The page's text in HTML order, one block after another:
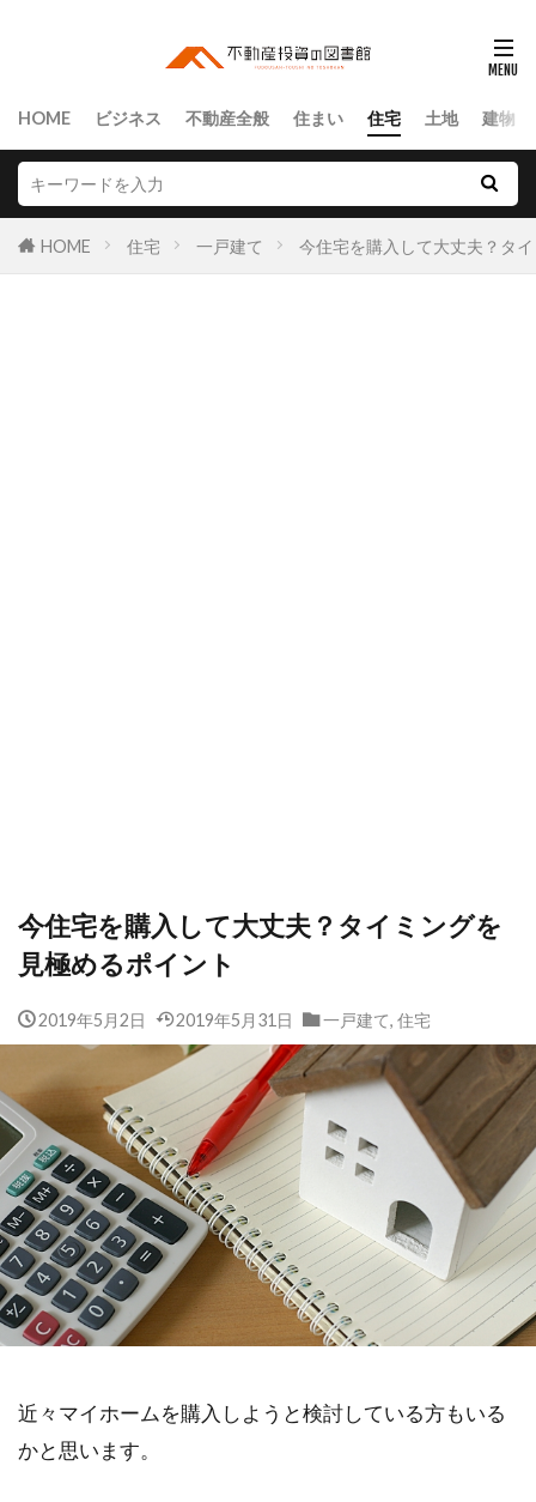
HOME ビジネス 不動産全般 住まい 住宅 土地 建物
HOME 住宅 一戸建て 今住宅を購入して大丈夫？タ
今住宅を購入して大丈夫？タイミングを
見極めるポイント
2019年5月2日 2019年5月31日 一戸建て, 住宅
近々マイホームを購入しようと検討している方もいる
かと思います。